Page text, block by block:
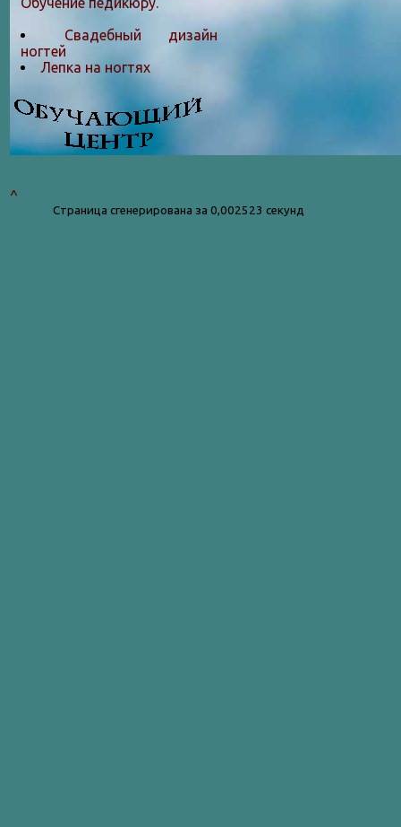
Свадебный дизайн
ногтей
Лепка на ногтяx
^
Страница сгенерирована за 0,002523 секунд